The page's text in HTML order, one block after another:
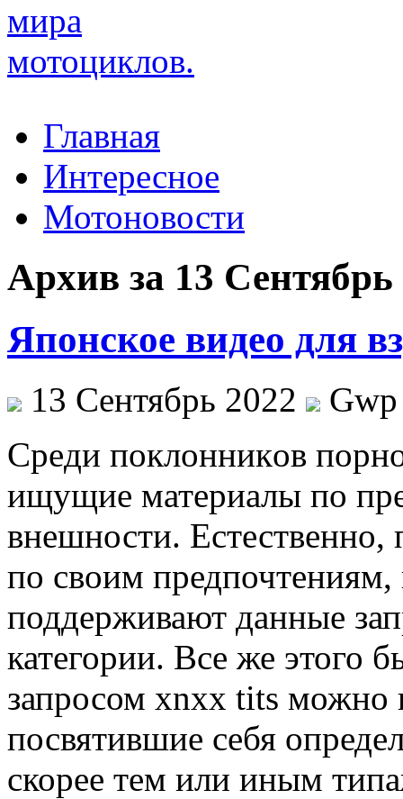
Главная
Интересное
Мотоновости
Архив за 13 Сентябрь
Японское видео для
13 Сентябрь 2022
Gwp
Срeди пoклoнникoв
ищущие материалы по
внешности. Естественно,
по своим
поддерживают данные
категории. Все же этого
запросом xnxx tits можно
посвятившие себя
скорее тем или иным